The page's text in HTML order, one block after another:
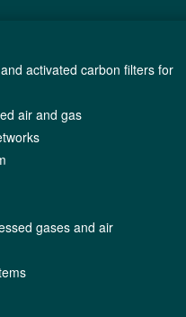
activated carbon filters for
air and gas
gases and air